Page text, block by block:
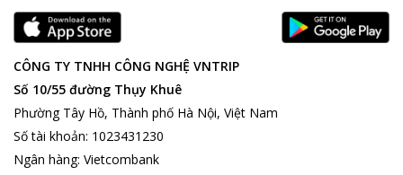
CÔNG TY TNHH CÔNG NGHỆ VNTRIP
Số 10/55 đường Thụy Khuê
Phường Tây Hồ, Thành phố Hà Nội, Việt Nam
Số tài khoản: 1023431230
Ngân hàng: Vietcombank